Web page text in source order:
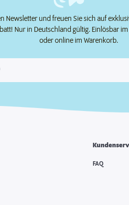
Newsletter und freuen Sie sich auf
Nur in Deutschland gültig. Einlösbar
oder online im Warenkorb.
FAQ